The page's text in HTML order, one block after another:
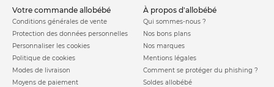
votre commande allobébé
Conditions générales de vente
Protection des données personnelles
Personnaliser les cookies
Politique de cookies
Modes de livraison
Moyens de paiement
à propos d'allobébé
Qui sommes-nous ?
Nos bons plans
Nos marques
Mentions légales
Comment se protéger du phishing ?
Soldes allobébé